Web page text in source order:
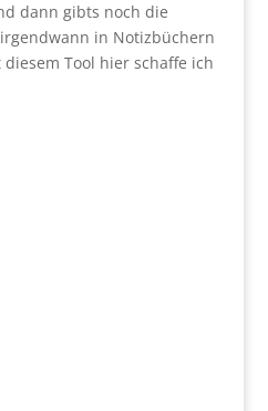
dann gibts noch die
in Notizbüchern
Tool hier schaffe ich